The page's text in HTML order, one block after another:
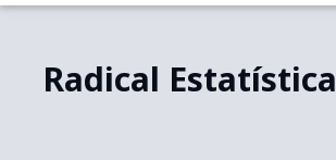
Radical Estatística